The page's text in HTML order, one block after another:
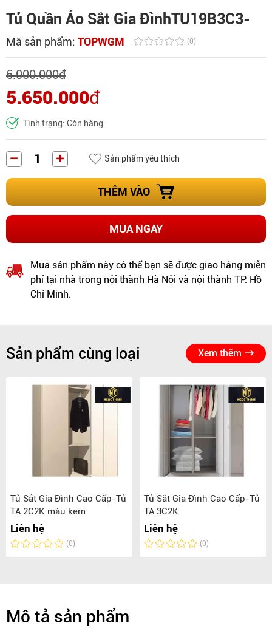
Tủ Quần Áo Sắt Gia ĐìnhTU19B3C3-
Mã sản phẩm: TOPWGM (0)
6.000.000đ
5.650.000đ
Tình trạng: Còn hàng
Sản phẩm yêu thích
THÊM VÀO
MUA NGAY
Mua sản phẩm này có thể bạn sẽ được giao hàng miễn
phí tại nhà trong nội thành Hà Nội và nội thành TP. Hồ
Chí Minh.
Sản phẩm cùng loại Xem thêm
Tủ Sắt Gia Đình Cao Cấp-Tủ
TA 2C2K màu kem
Liên hệ
(0)
Tủ Sắt Gia Đình Cao Cấp-Tủ
TA 3C2K
Liên hệ
(0)
Mô tả sản phẩm